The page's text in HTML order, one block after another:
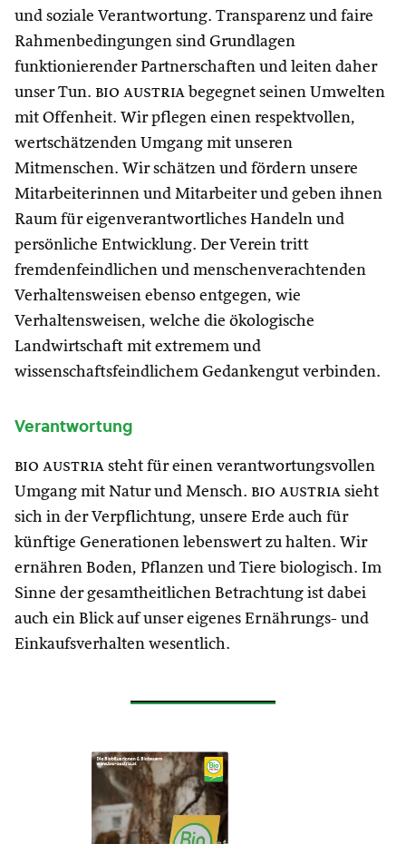
und soziale Verantwortung. Transparenz und faire
Rahmenbedingungen sind Grundlagen
funktionierender Partnerschaften und leiten daher
unser Tun. bio austria begegnet seinen Umwelten
mit Offenheit. Wir pflegen einen respektvollen,
wertschätzenden Umgang mit unseren
Mitmenschen. Wir schätzen und fördern unsere
Mitarbeiterinnen und Mitarbeiter und geben ihnen
Raum für eigenverantwortliches Handeln und
persönliche Entwicklung. Der Verein tritt
fremdenfeindlichen und menschenverachtenden
Verhaltensweisen ebenso entgegen, wie
Verhaltensweisen, welche die ökologische
Landwirtschaft mit extremem und
wissenschaftsfeindlichem Gedankengut verbinden.
Verantwortung
bio austria steht für einen verantwortungsvollen
Umgang mit Natur und Mensch. bio austria sieht
sich in der Verpflichtung, unsere Erde auch für
künftige Generationen lebenswert zu halten. Wir
ernähren Boden, Pflanzen und Tiere biologisch. Im
Sinne der gesamtheitlichen Betrachtung ist dabei
auch ein Blick auf unser eigenes Ernährungs- und
Einkaufsverhalten wesentlich.